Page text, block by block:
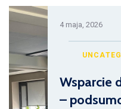
4 maja, 2026
Wsparcie
–